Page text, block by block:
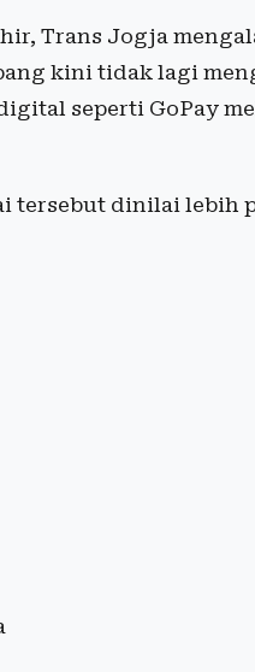
Trans Jogja
kini tidak lagi
seperti GoPay
tersebut dinilai lebih